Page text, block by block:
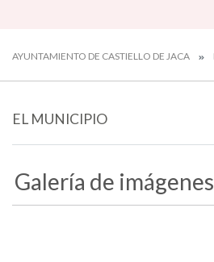
AYUNTAMIENTO DE CASTIELLO DE JACA
EL MUNICIPIO
Galería de imágenes